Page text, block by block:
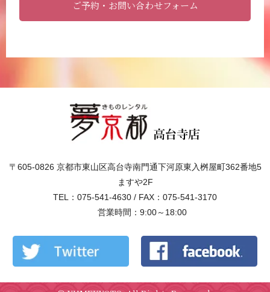
ご予約・お問い合わせフォーム
〒605-0826 京都市東山区高台寺南門通下河原東入桝屋町362番地5
ますや2F
TEL：075-541-4630 / FAX：075-541-3170
営業時間：9:00～18:00